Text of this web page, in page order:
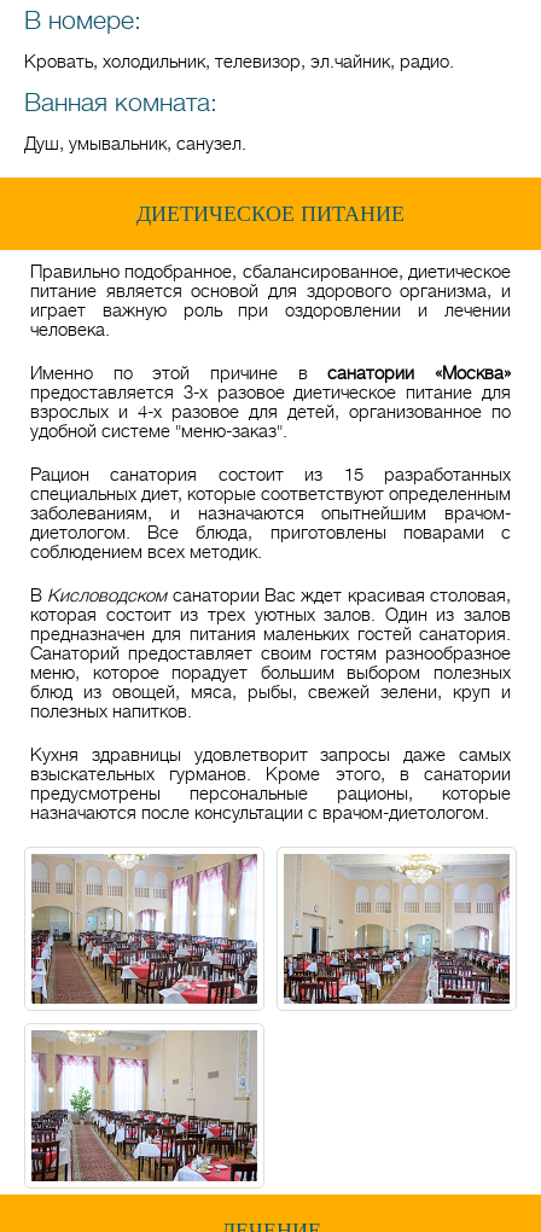
В номере:
Кровать, холодильник, телевизор, эл.чайник, радио.
Ванная комната:
Душ, умывальник, санузел.
ДИЕТИЧЕСКОЕ ПИТАНИЕ
Правильно подобранное, сбалансированное, диетическое
питание является основой для здорового организма, и
играет важную роль при оздоровлении и лечении
человека.
Именно по этой причине всанатории «Москва»
предоставляется 3-х разовое диетическое питание для
взрослых и 4-х разовое для детей, организованное по
удобной системе "меню-заказ".
Рацион санатория состоит из 15 разработанных
специальных диет, которые соответствуют определенным
заболеваниям, и назначаются опытнейшим врачом-
диетологом. Все блюда, приготовлены поварами с
соблюдением всех методик.
В Кисловодскомсанатории Вас ждет красивая столовая,
которая состоит из трех уютных залов. Один из залов
предназначен для питания маленьких гостей санатория.
Санаторий предоставляет своим гостям разнообразное
меню, которое порадует большим выбором полезных
блюд из овощей, мяса, рыбы, свежей зелени, круп и
полезных напитков.
Кухня здравницы удовлетворит запросы даже самых
взыскательных гурманов. Кроме этого, в санатории
предусмотрены персональные рационы, которые
назначаются после консультации с врачом-диетологом.